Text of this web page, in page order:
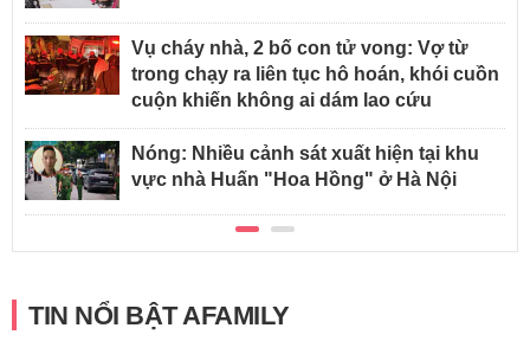
Vụ cháy nhà, 2 bố con tử vong: Vợ từ
trong chạy ra liên tục hô hoán, khói cuồn
cuộn khiến không ai dám lao cứu
Nóng: Nhiều cảnh sát xuất hiện tại khu
vực nhà Huấn "Hoa Hồng" ở Hà Nội
TIN NỔI BẬT AFAMILY